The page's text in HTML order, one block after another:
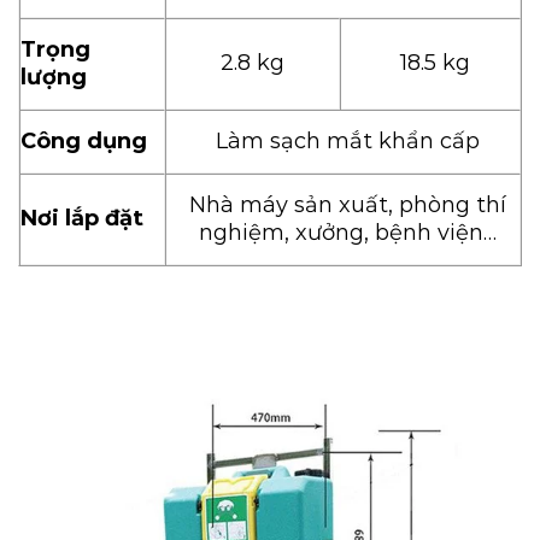
Trọng
lượng
2.8 kg 18.5 kg
Công dụng Làm sạch mắt khẩn cấp
Nơi lắp đặt
Nhà máy sản xuất, phòng thí
nghiệm, xưởng, bệnh viện…